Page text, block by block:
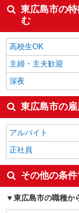
介護職・ヘルパー
サービス提供責任者
クレーン・玉掛
東広島市の他の職種
東広島市の
む
高校生OK
主婦・主夫歓迎
深夜
東広島市の
アルバイト
正社員
その他の条
東広島市の職種か